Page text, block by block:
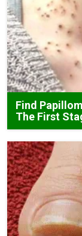
Find
The First